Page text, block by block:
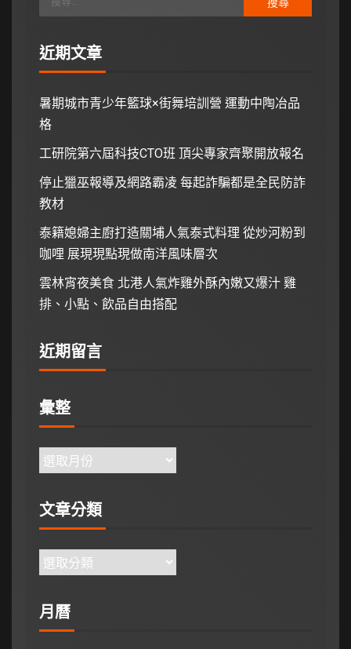
近期文章
暑期城市青少年籃球×街舞培訓營 運動中陶冶品
格
工研院第六屆科技CTO班 頂尖專家齊聚開放報名
停止獵巫報導及網路霸凌 每起詐騙都是全民防詐
教材
泰籍媳婦主廚打造關埔人氣泰式料理 從炒河粉到
咖哩 展現現點現做南洋風味層次
雲林宵夜美食 北港人氣炸雞外酥內嫩又爆汁 雞
排、小點、飲品自由搭配
近期留言
彙整
文章分類
月曆